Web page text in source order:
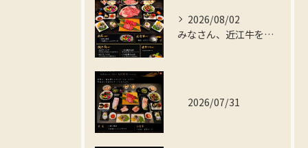
2026/08/02
みなさん、近江牛を存分に楽しんでみませんか？
2026/07/31